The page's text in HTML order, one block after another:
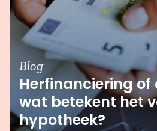
Blog
Herfinanciering of
wat betekent het
hypotheek?